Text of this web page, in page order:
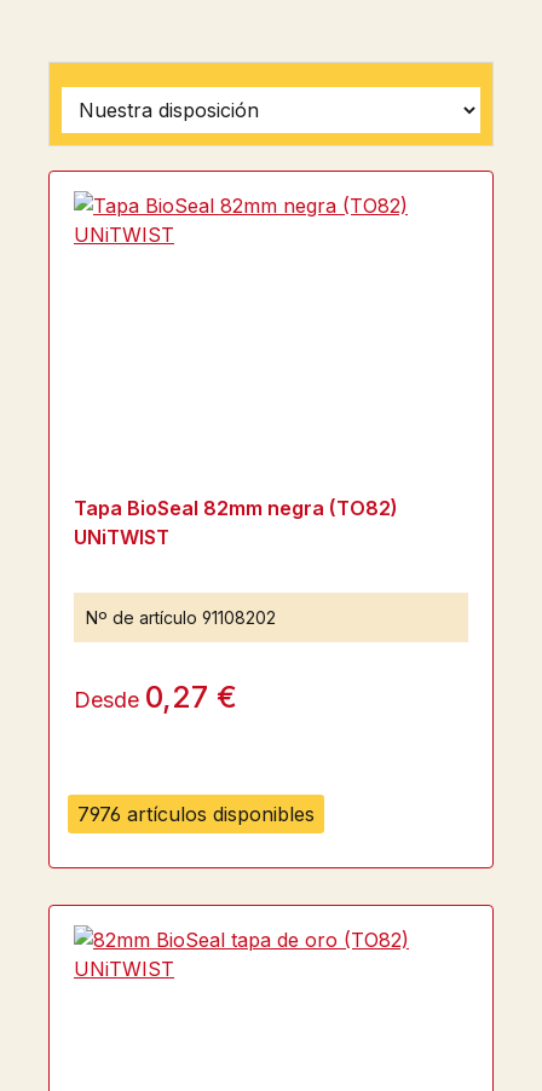
7976 artículos disponibles
Tapa BioSeal 82mm negra (TO82)
UNiTWIST
Nº de artículo 91108202
Desde 0,27 €